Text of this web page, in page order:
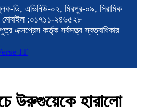
ডি, এভিনিউ-০২, মিরপুর-০৯, সিরামিক
মোবাইল :০১৭১১-২৪৬৫২৮
এক্সপ্রেস কর্তৃক সর্বসত্ত্ব স্বত্বাধিকার
IT
উরুগুয়েকে হারালো